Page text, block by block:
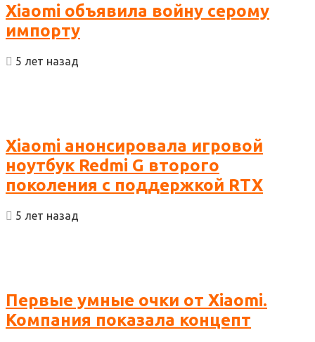
Xiaomi объявила войну серому
импорту
5 лет назад
Xiaomi анонсировала игровой
ноутбук Redmi G второго
поколения с поддержкой RTX
5 лет назад
Первые умные очки от Xiaomi.
Компания показала концепт